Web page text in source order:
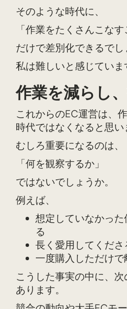
そのような時代に、
「作業をたくさんこなす
だけで差別化できるでし
私は難しいと感じていま
作業を減らし
これからのEC運営は、
時代ではなくなると思い
むしろ重要になるのは、
「何を観察するか」
ではないでしょうか。
例えば、
想定していなかっ
る
長く愛用してくだ
一度購入しただけで
こうした事実の中に、
あります。